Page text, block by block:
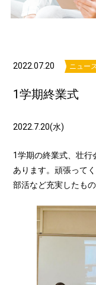
2022.07.20 ニュー
1学期終業式
2022.7.20(水)
1学期の終業式、壮行
あります。頑張って
部活など充実したも